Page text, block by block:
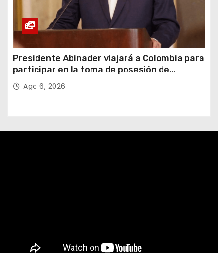
Presidente Abinader viajará a Colombia para
participar en la toma de posesión de
Abelardo de la Espriella
Ago 6, 2026